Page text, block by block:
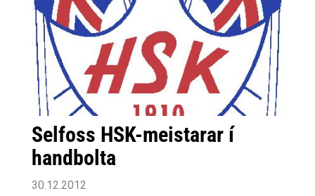
Selfoss HSK-meistarar í
handbolta
30.12.2012